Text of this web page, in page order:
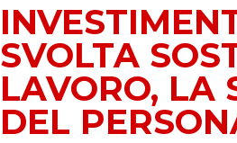
SILP
SLC
SVOLTA
LAVORO, LA
DEL